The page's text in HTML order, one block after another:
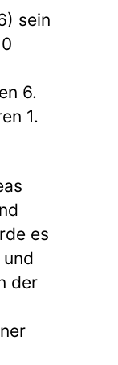
sein
6.
1.
es
der